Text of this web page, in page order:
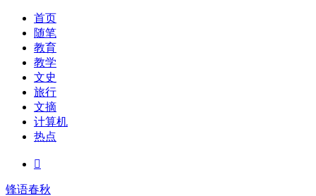
首页
随笔
教育
教学
文史
旅行
文摘
计算机
热点

锋语春秋